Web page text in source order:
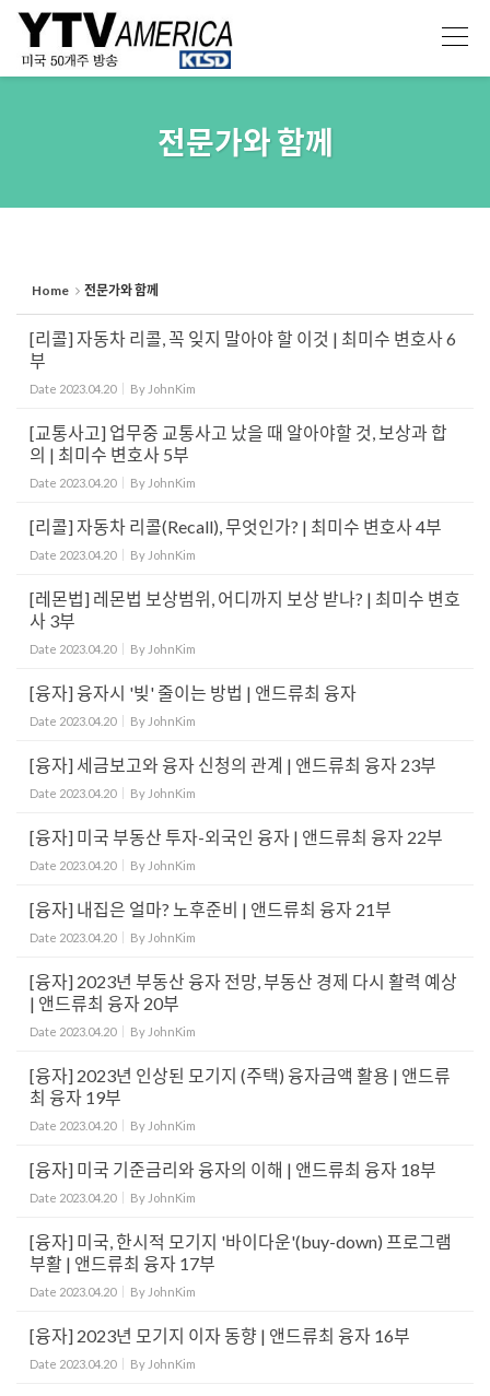
전문가와 함께
Home 전문가와 함께
[리콜] 자동차 리콜, 꼭 잊지 말아야 할 이것 | 최미수 변호사 6
부
Date 2023.04.20 By JohnKim
[교통사고] 업무중 교통사고 났을 때 알아야할 것, 보상과 합
의 | 최미수 변호사 5부
Date 2023.04.20 By JohnKim
[리콜] 자동차 리콜(Recall), 무엇인가? | 최미수 변호사 4부
Date 2023.04.20 By JohnKim
[레몬법] 레몬법 보상범위, 어디까지 보상 받나? | 최미수 변호
사 3부
Date 2023.04.20 By JohnKim
[융자] 융자시 '빚' 줄이는 방법 | 앤드류최 융자
Date 2023.04.20 By JohnKim
[융자] 세금보고와 융자 신청의 관계 | 앤드류최 융자 23부
Date 2023.04.20 By JohnKim
[융자] 미국 부동산 투자-외국인 융자 | 앤드류최 융자 22부
Date 2023.04.20 By JohnKim
[융자] 내집은 얼마? 노후준비 | 앤드류최 융자 21부
Date 2023.04.20 By JohnKim
[융자] 2023년 부동산 융자 전망, 부동산 경제 다시 활력 예상
| 앤드류최 융자 20부
Date 2023.04.20 By JohnKim
[융자] 2023년 인상된 모기지 (주택) 융자금액 활용 | 앤드류
최 융자 19부
Date 2023.04.20 By JohnKim
[융자] 미국 기준금리와 융자의 이해 | 앤드류최 융자 18부
Date 2023.04.20 By JohnKim
[융자] 미국, 한시적 모기지 '바이다운'(buy-down) 프로그램
부활 | 앤드류최 융자 17부
Date 2023.04.20 By JohnKim
[융자] 2023년 모기지 이자 동향 | 앤드류최 융자 16부
Date 2023.04.20 By JohnKim